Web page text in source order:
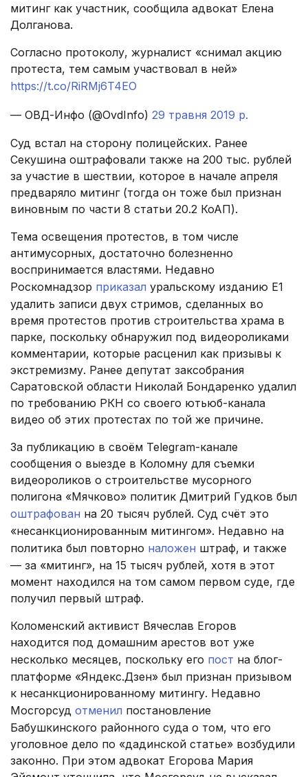
митинг как участник, сообщила адвокат Елена
Долганова.
Согласно протоколу, журналист «снимал акцию
протеста, тем самым участвовал в ней»
https://t.co/RiRMj6T4EO
— ОВД-Инфо (@OvdInfo) 29 травня 2019 р.
Суд встал на сторону полицейских. Ранее
Секушина оштрафовали также на 200 тыс. рублей
за участие в шествии, которое в начале апреля
предваряло митинг (тогда он тоже был признан
виновным по части 8 статьи 20.2 КоАП).
Тема освещения протестов, в том числе
антимусорных, достаточно болезненно
воспринимается властями. Недавно
Роскомнадзор приказал уральскому изданию Е1
удалить записи двух стримов, сделанных во
время протестов против строительства храма в
парке, поскольку обнаружил под видеороликами
комментарии, которые расценил как призывы к
экстремизму. Ранее депутат заксобрания
Саратовской области Николай Бондаренко удалил
по требованию РКН со своего ютьюб-канала
видео об этих протестах по той же причине.
За публикацию в своём Telegram-канале
сообщения о выезде в Коломну для съемки
видеороликов о строительстве мусорного
полигона «Мячково» политик Дмитрий Гудков был
оштрафован на 20 тысяч рублей. Суд счёт это
«несанкционированным митингом». Недавно на
политика был повторно наложен штраф, и также
— за «митинг», на 15 тысяч рублей, хотя в этот
момент находился на том самом первом суде, где
получил первый штраф.
Коломенский активист Вячеслав Егоров
находится под домашним арестов вот уже
несколько месяцев, поскольку его пост на блог-
платформе «Яндекс.Дзен» был признан призывом
к несанкционированному митингу. Недавно
Мосгорсуд отменил постановление
Бабушкинского районного суда о том, что его
уголовное дело по «дадинской статье» возбудили
законно. При этом адвокат Егорова Мария